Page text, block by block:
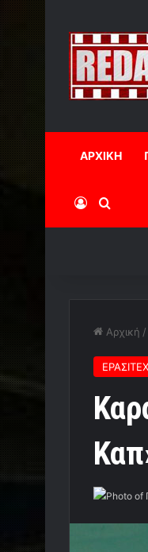
ΑΡΧΙΚΗ
Log In
Αρχική /